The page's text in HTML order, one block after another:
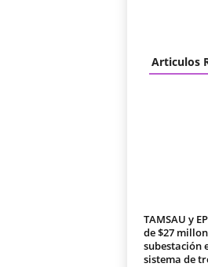
Articulos
TAMSAU y
de $27
subestación
sistema de